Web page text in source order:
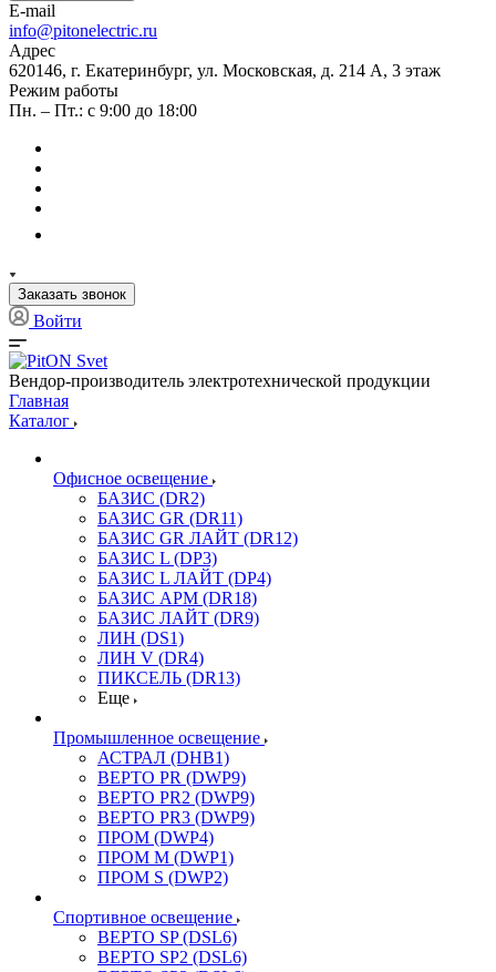
E-mail
info@pitonelectric.ru
Адрес
620146, г. Екатеринбург, ул. Московская, д. 214 А, 3 этаж
Режим работы
Пн. – Пт.: с 9:00 до 18:00
Заказать звонок
Войти
Вендор-производитель электротехнической продукции
Главная
Каталог
Офисное освещение
БАЗИС (DR2)
БАЗИС GR (DR11)
БАЗИС GR ЛАЙТ (DR12)
БАЗИС L (DP3)
БАЗИС L ЛАЙТ (DP4)
БАЗИС АРМ (DR18)
БАЗИС ЛАЙТ (DR9)
ЛИН (DS1)
ЛИН V (DR4)
ПИКСЕЛЬ (DR13)
Еще
Промышленное освещение
АСТРАЛ (DHB1)
ВЕРТО PR (DWP9)
ВЕРТО PR2 (DWP9)
ВЕРТО PR3 (DWP9)
ПРОМ (DWP4)
ПРОМ M (DWP1)
ПРОМ S (DWP2)
Спортивное освещение
ВЕРТО SP (DSL6)
ВЕРТО SP2 (DSL6)